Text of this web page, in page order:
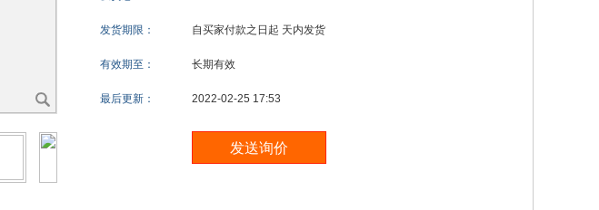
发货期限： 自买家付款之日起 天内发货
有效期至： 长期有效
最后更新： 2022-02-25 17:53